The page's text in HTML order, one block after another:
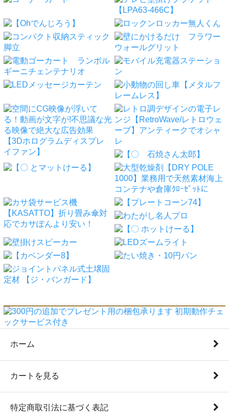
ホーム
カートを見る
特定商取引法に基づく表記